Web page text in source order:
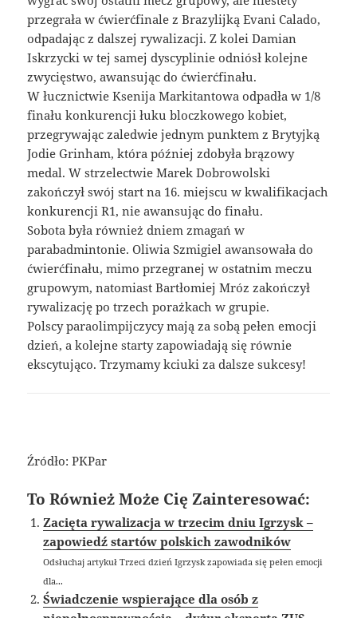
przegrała w ćwierćfinale z Brazylijką Evani Calado,
odpadając z dalszej rywalizacji. Z kolei Damian
Iskrzycki w tej samej dyscyplinie odniósł kolejne
zwycięstwo, awansując do ćwierćfinału.
W łucznictwie Ksenija Markitantowa odpadła w 1/8
finału konkurencji łuku bloczkowego kobiet,
przegrywając zaledwie jednym punktem z Brytyjką
Jodie Grinham, która później zdobyła brązowy
medal. W strzelectwie Marek Dobrowolski
zakończył swój start na 16. miejscu w kwalifikacjach
konkurencji R1, nie awansując do finału.
Sobota była również dniem zmagań w
parabadmintonie. Oliwia Szmigiel awansowała do
ćwierćfinału, mimo przegranej w ostatnim meczu
grupowym, natomiast Bartłomiej Mróz zakończył
rywalizację po trzech porażkach w grupie.
Polscy paraolimpijczycy mają za sobą pełen emocji
dzień, a kolejne starty zapowiadają się równie
ekscytująco. Trzymamy kciuki za dalsze sukcesy!
Źródło: PKPar
To Również Może Cię Zainteresować:
Zacięta rywalizacja w trzecim dniu Igrzysk –
zapowiedź startów polskich zawodników
Odsłuchaj artykuł Trzeci dzień Igrzysk zapowiada się pełen emocji
dla...
Świadczenie wspierające dla osób z